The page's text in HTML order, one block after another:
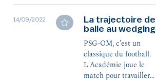
14/09/2022
La trajectoire de
balle au wedging
PSG-OM, c'est un
classique du football.
L'Académie joue le
match pour travailler